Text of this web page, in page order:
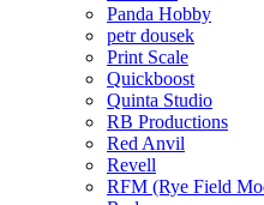
Panda Hobby
petr dousek
Print Scale
Quickboost
Quinta Studio
RB Productions
Red Anvil
Revell
RFM (Rye Field